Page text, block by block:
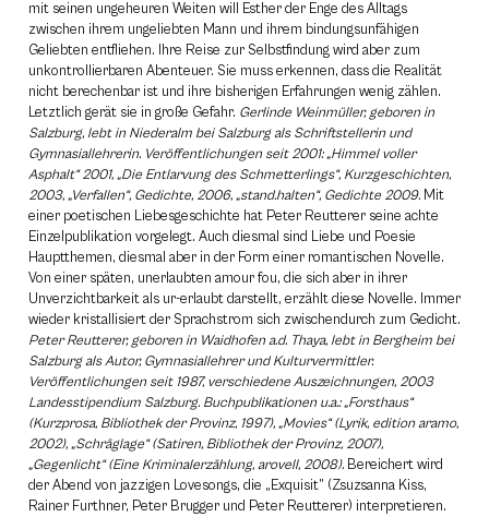
mit seinen ungeheuren Weiten will Esther der Enge des Alltags
zwischen ihrem ungeliebten Mann und ihrem bindungsunfähigen
Geliebten entfliehen. Ihre Reise zur Selbstfindung wird aber zum
unkontrollierbaren Abenteuer. Sie muss erkennen, dass die Realität
nicht berechenbar ist und ihre bisherigen Erfahrungen wenig zählen.
Letztlich gerät sie in große Gefahr. Gerlinde Weinmüller, geboren in
Salzburg, lebt in Niederalm bei Salzburg als Schriftstellerin und
Gymnasiallehrerin. Veröffentlichungen seit 2001: „Himmel voller
Asphalt“ 2001, „Die Entlarvung des Schmetterlings“, Kurzgeschichten,
2003, „Verfallen“, Gedichte, 2006, „stand.halten“, Gedichte 2009. Mit
einer poetischen Liebesgeschichte hat Peter Reutterer seine achte
Einzelpublikation vorgelegt. Auch diesmal sind Liebe und Poesie
Hauptthemen, diesmal aber in der Form einer romantischen Novelle.
Von einer späten, unerlaubten amour fou, die sich aber in ihrer
Unverzichtbarkeit als ur-erlaubt darstellt, erzählt diese Novelle. Immer
wieder kristallisiert der Sprachstrom sich zwischendurch zum Gedicht.
Peter Reutterer, geboren in Waidhofen a.d. Thaya, lebt in Bergheim bei
Salzburg als Autor, Gymnasiallehrer und Kulturvermittler.
Veröffentlichungen seit 1987, verschiedene Auszeichnungen, 2003
Landesstipendium Salzburg. Buchpublikationen u.a.: „Forsthaus“
(Kurzprosa, Bibliothek der Provinz, 1997), „Movies“ (Lyrik, edition aramo,
2002), „Schräglage“ (Satiren, Bibliothek der Provinz, 2007),
„Gegenlicht“ (Eine Kriminalerzählung, arovell, 2008). Bereichert wird
der Abend von jazzigen Lovesongs, die „Exquisit” (Zsuzsanna Kiss,
Rainer Furthner, Peter Brugger und Peter Reutterer) interpretieren.